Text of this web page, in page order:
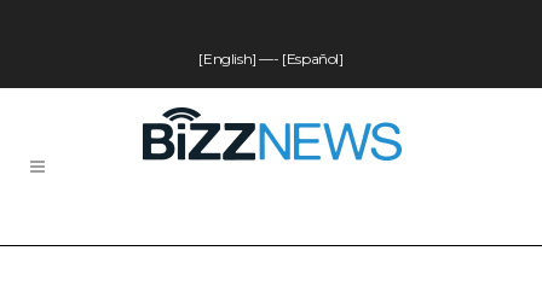
[English] —- [Español]